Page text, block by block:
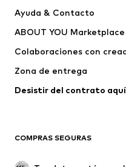
Vestidos
Camisetas y tops
Chaquetas
Ropa interior
Abrigos
Tallas grandes
Ayuda & Contacto
ABOUT YOU Marketplace
Colaboraciones con
Zona de entrega
Desistir del contrato aquí
COMPRAS SEGURAS